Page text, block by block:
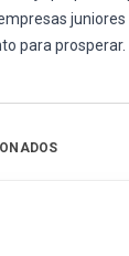
juniores
para prosperar.